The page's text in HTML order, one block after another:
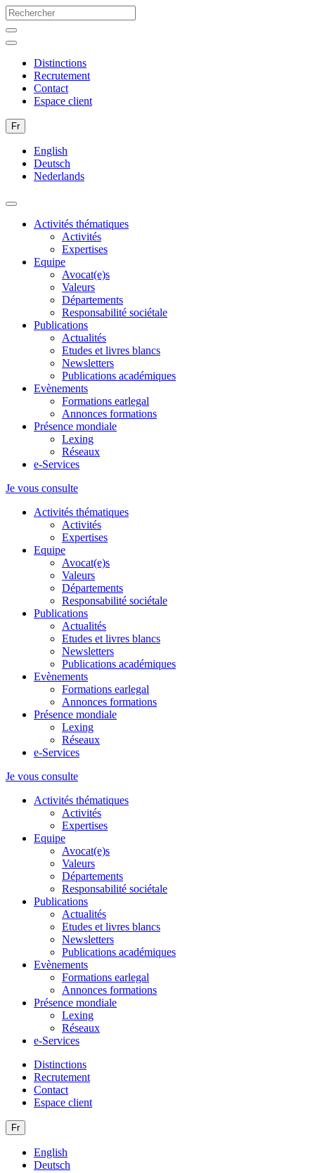
Distinctions
Recrutement
Contact
Espace client
Fr
English
Deutsch
Nederlands
Activités thématiques
Activités
Expertises
Equipe
Avocat(e)s
Valeurs
Départements
Responsabilité sociétale
Publications
Actualités
Etudes et livres blancs
Newsletters
Publications académiques
Evènements
Formations earlegal
Annonces formations
Présence mondiale
Lexing
Réseaux
e-Services
Je vous consulte
Activités thématiques
Activités
Expertises
Equipe
Avocat(e)s
Valeurs
Départements
Responsabilité sociétale
Publications
Actualités
Etudes et livres blancs
Newsletters
Publications académiques
Evènements
Formations earlegal
Annonces formations
Présence mondiale
Lexing
Réseaux
e-Services
Je vous consulte
Activités thématiques
Activités
Expertises
Equipe
Avocat(e)s
Valeurs
Départements
Responsabilité sociétale
Publications
Actualités
Etudes et livres blancs
Newsletters
Publications académiques
Evènements
Formations earlegal
Annonces formations
Présence mondiale
Lexing
Réseaux
e-Services
Distinctions
Recrutement
Contact
Espace client
Fr
English
Deutsch